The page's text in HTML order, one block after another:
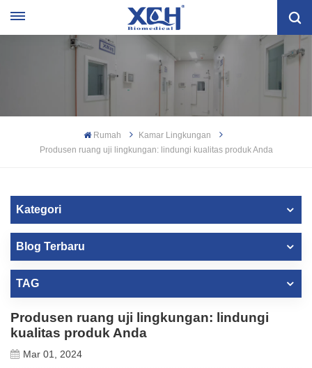
Rumah
Kamar Lingkungan
Produsen ruang uji lingkungan: lindungi kualitas produk Anda
Kategori
Blog Terbaru
TAG
Produsen ruang uji lingkungan: lindungi
kualitas produk Anda
Mar 01, 2024